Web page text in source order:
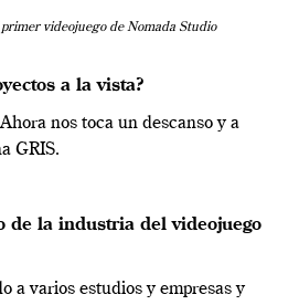
videojuego de Nomada Studio
a la vista?
nos toca un descanso y a
GRIS.
de la industria del videojuego
a varios estudios y empresas y